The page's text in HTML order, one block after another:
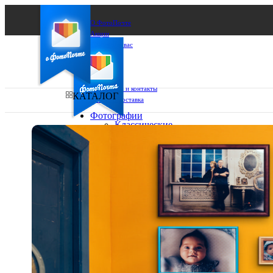
О ФотоПочте
Акции
Сделаем за вас
Бизнесу
FAQ
Франшиза
Поддержка и контакты
Оплата и доставка
Ваш город:
Выберите из списка:
КАТАЛОГ
Фотографии
Классические
10х10
10х15
13х18
15х15
20х30
30х30
30х40